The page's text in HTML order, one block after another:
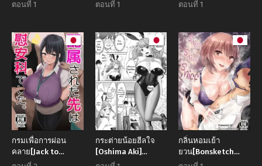
ตอนที่ 1 ตอนที่ 1 ตอนที่ 1
กรมเพื่อการผ่อน
คลาย[Jack to
Nicholson
กระต่ายน้อยฮีลใจ
[Oshima Aki]
Senpai no USA
กลิ่นหอมเย้า
ยวน[Bonsketch
(Bonske)]